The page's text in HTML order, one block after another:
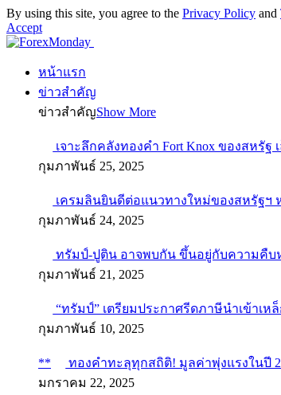
By using this site, you agree to the Privacy Policy and
Accept
หน้าแรก
ข่าวสำคัญ
ข่าวสำคัญShow More
เจาะลึกคลังทองคำ Fort Knox ของสหรั
กุมภาพันธ์ 25, 2025
เครมลินยินดีต่อแนวทางใหม่ของสหรัฐฯ
กุมภาพันธ์ 24, 2025
ทรัมป์-ปูติน อาจพบกัน ขึ้นอยู่กับความคืบ
กุมภาพันธ์ 21, 2025
“ทรัมป์” เตรียมประกาศรีดภาษีนำเข้าเห
กุมภาพันธ์ 10, 2025
** ทองคำทะลุทุกสถิติ! มูลค่าพุ่งแรงในปี
มกราคม 22, 2025